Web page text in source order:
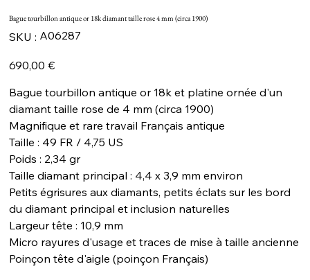
Bague tourbillon antique or 18k diamant taille rose 4 mm (circa 1900)
SKU :
SKU
A06287
A06287
690,00 €
Bague tourbillon antique or 18k et platine ornée d'un
diamant taille rose de 4 mm (circa 1900)
Magnifique et rare travail Français antique
Taille : 49 FR / 4,75 US
Poids : 2,34 gr
Taille diamant principal : 4,4 x 3,9 mm environ
Petits égrisures aux diamants, petits éclats sur les bord
du diamant principal et inclusion naturelles
Largeur tête : 10,9 mm
Micro rayures d'usage et traces de mise à taille ancienne
Poinçon tête d'aigle (poinçon Français)